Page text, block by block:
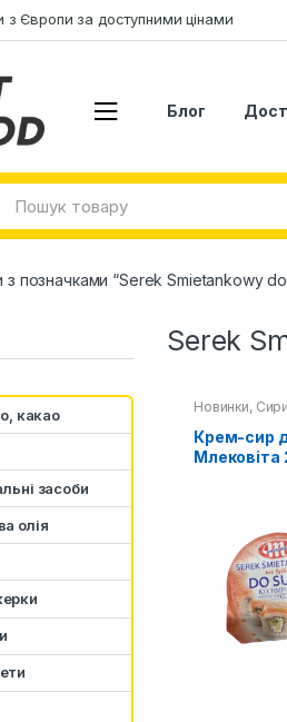
з Європи за доступними цінами
Блог
з позначками “Serek Smietankowy
Serek
Новинки,
Крем-сир
Млековіта
какао
засоби
олія